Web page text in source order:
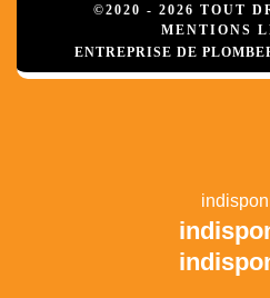
©2020 - 2026 TOUT
MENTIONS
ENTREPRISE DE